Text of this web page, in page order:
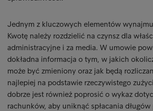
Jednym z kluczowych elementów
Kwotę należy rozdzielić na czynsz dla
administracyjne i za media. W umowie
dokładna informacja o tym, w jakich
może być zmieniony oraz jak będą
najlepiej na podstawie rzeczywistego
dobrze jest również poprosić o wykaz
rachunków, aby uniknąć spłacania